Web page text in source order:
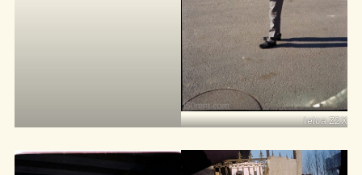
leica Z2X